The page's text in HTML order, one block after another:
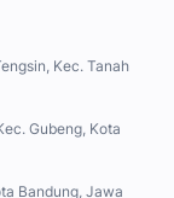
Kec. Tanah
Gubeng, Kota
Bandung, Jawa